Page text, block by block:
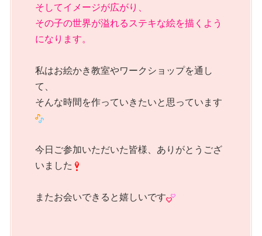
そしてイメージが広がり、
その子の世界が溢れるステキな絵を描くよう
になります。
私はお絵かき教室やワークショップを通し
て、
そんな時間を作っていきたいと思っています
今日ご参加いただいた皆様、ありがとうござ
いました
またお会いできると嬉しいです